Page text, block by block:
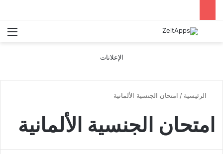
بحث عن
الإعلانات
الرئيسية / امتحان الجنسية الألمانية
امتحان الجنسية الألمانية